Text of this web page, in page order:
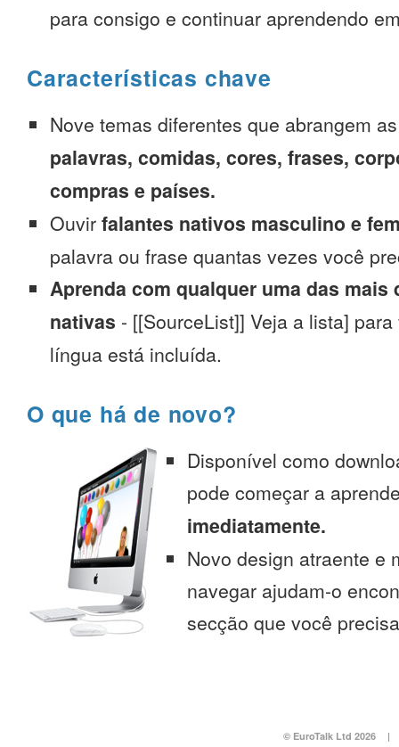
para consigo e continuar aprendendo
Características chave
Nove temas diferentes que abrangem
palavras, comidas, cores, frases,
compras e países.
Ouvir falantes nativos masculino e
palavra ou frase quantas vezes você
Aprenda com qualquer uma das mais
nativas - [[SourceList]] Veja a lista]
língua está incluída.
O que há de novo?
Disponível como
pode começar a
imediatamente.
Novo design atraente e
navegar ajudam-o
secção que você
© EuroTalk Ltd 2026 |